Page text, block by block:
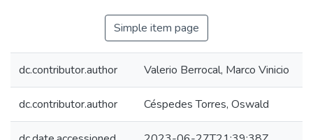
Simple item page
dc.contributor.author Valerio Berrocal, Marco Vinicio
dc.contributor.author Céspedes Torres, Oswald